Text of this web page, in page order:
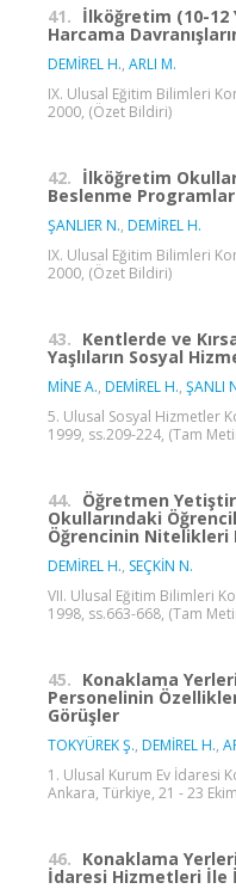
41. İlköğretim (10-12
Harcama
DEMİREL H., ARLI M.
IX. Ulusal Eğitim Bilimleri
2000, (Özet Bildiri)
42. İlköğretim
Beslenme
ŞANLIER N., DEMİREL H.
IX. Ulusal Eğitim Bilimleri
2000, (Özet Bildiri)
43. Kentlerde ve
Yaşlıların Sosyal
MİNE A., DEMİREL H., ŞANLI
5. Ulusal Sosyal Hizmetler
1999, ss.209-224, (Tam
44. Öğretmen
Okullarındaki
Öğrencinin Nitelikleri
DEMİREL H., SEÇKİN N.
VII. Ulusal Eğitim Bilimleri
1998, ss.663-668, (Tam
45. Konaklama
Personelinin
Görüşler
TOKYÜREK Ş., DEMİREL H.,
1. Ulusal Kurum Ev İdaresi
Ankara, Türkiye, 21 - 23
46. Konaklama
İdaresi Hizmetleri İle